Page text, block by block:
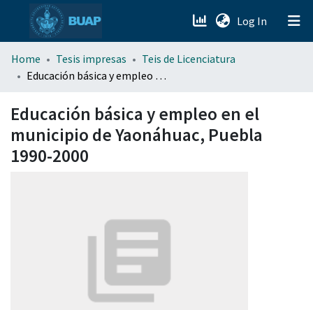
Log In (current)
menu.section.about_menu
Home Tesis impresas
Teis de Licenciatura
Educación básica y empleo en el municipio de Yaonáhuac, Puebla 1990-2000
Educación básica y empleo en el
municipio de Yaonáhuac, Puebla
1990-2000